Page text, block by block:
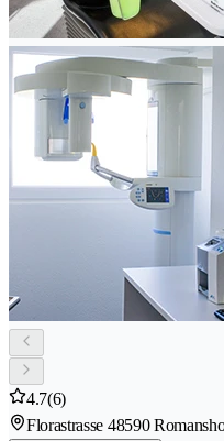
4.7(6)
Florastrasse 48590